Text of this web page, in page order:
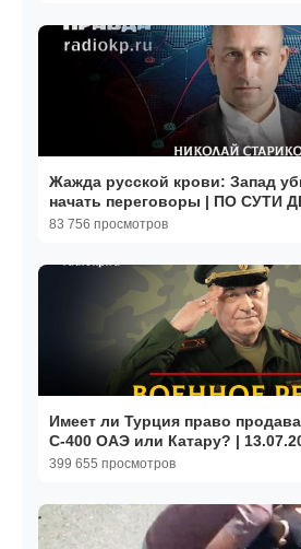
Жажда русской крови: Запад
начать переговоры | ПО СУТИ
83 756 просмотров
Имеет ли Турция право
С-400 ОАЭ или Катару? |
399 655 просмотров